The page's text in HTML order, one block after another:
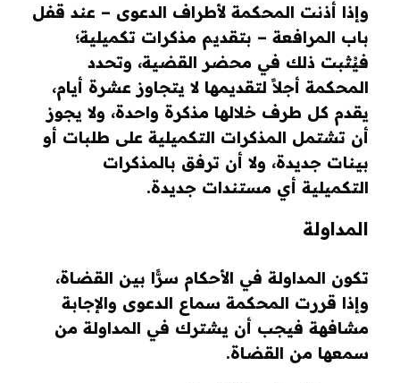
وإذا أذنت المحكمة لأطراف الدعوى – عند قفل
باب المرافعة – بتقديم مذكرات تكميلية؛
فيُثبت ذلك في محضر القضية، وتحدد
المحكمة أجلاً لتقديمها لا يتجاوز عشرة أيام،
يقدم كل طرف خلالها مذكرة واحدة، ولا يجوز
أن تشتمل المذكرات التكميلية على طلبات أو
بينات جديدة، ولا أن ترفق بالمذكرات
التكميلية أي مستندات جديدة.
المداولة
تكون المداولة في الأحكام سرًّا بين القضاة،
وإذا قررت المحكمة سماع الدعوى والإجابة
مشافهة فيجب أن يشترك في المداولة من
سمعها من القضاة.